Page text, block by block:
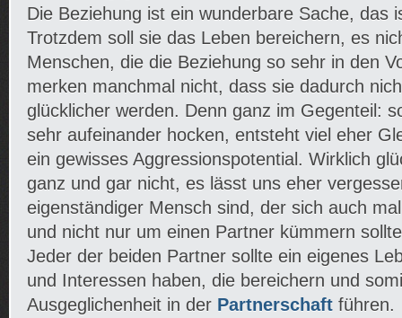
Die Beziehung ist ein wunderbare Sache, das
Trotzdem soll sie das Leben bereichern, es
Menschen, die die Beziehung so sehr in den
merken manchmal nicht, dass sie dadurch
glücklicher werden. Denn ganz im Gegenteil:
sehr aufeinander hocken, entsteht viel eher
ein gewisses Aggressionspotential. Wirklich
ganz und gar nicht, es lässt uns eher
eigenständiger Mensch sind, der sich auch
und nicht nur um einen Partner kümmern
Jeder der beiden Partner sollte ein eigenes
und Interessen haben, die bereichern und
Ausgeglichenheit in der Partnerschaft führen.